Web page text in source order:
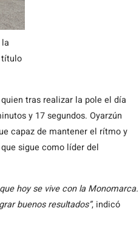
título
tras realizar la pole el día
y 17 segundos. Oyarzún
capaz de mantener el rítmo y
sigue como líder del
hoy se vive con la Monomarca.
buenos resultados”, indicó